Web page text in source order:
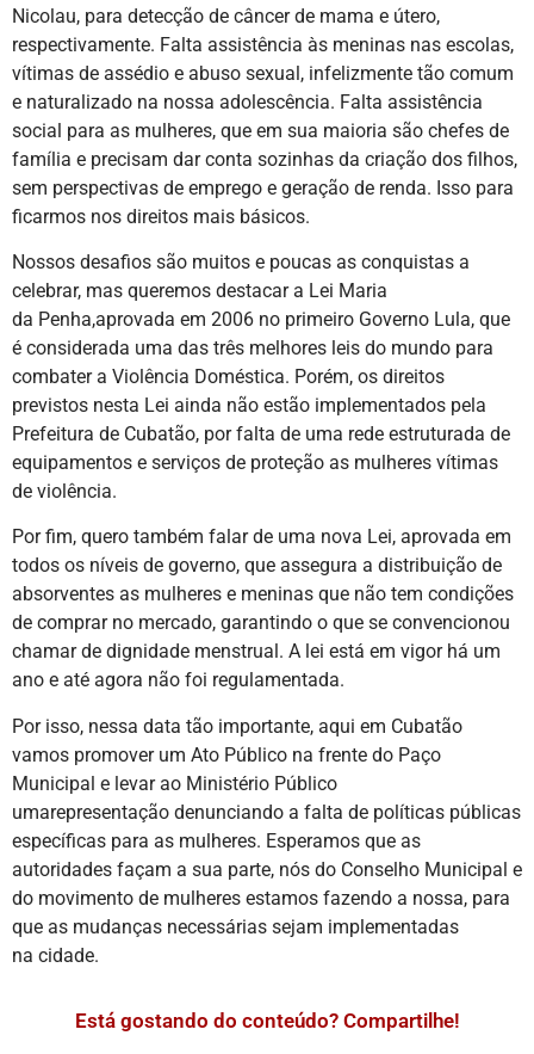
Nicolau, para detecção de câncer de mama e útero,
respectivamente. Falta assistência às meninas nas escolas,
vítimas de assédio e abuso sexual, infelizmente tão comum
e naturalizado na nossa adolescência. Falta assistência
social para as mulheres, que em sua maioria são chefes de
família e precisam dar conta sozinhas da criação dos filhos,
sem perspectivas de emprego e geração de renda. Isso para
ficarmos nos direitos mais básicos.
Nossos desafios são muitos e poucas as conquistas a
celebrar, mas queremos destacar a Lei Maria
da Penha,aprovada em 2006 no primeiro Governo Lula, que
é considerada uma das três melhores leis do mundo para
combater a Violência Doméstica. Porém, os direitos
previstos nesta Lei ainda não estão implementados pela
Prefeitura de Cubatão, por falta de uma rede estruturada de
equipamentos e serviços de proteção as mulheres vítimas
de violência.
Por fim, quero também falar de uma nova Lei, aprovada em
todos os níveis de governo, que assegura a distribuição de
absorventes as mulheres e meninas que não tem condições
de comprar no mercado, garantindo o que se convencionou
chamar de dignidade menstrual. A lei está em vigor há um
ano e até agora não foi regulamentada.
Por isso, nessa data tão importante, aqui em Cubatão
vamos promover um Ato Público na frente do Paço
Municipal e levar ao Ministério Público
umarepresentação denunciando a falta de políticas públicas
específicas para as mulheres. Esperamos que as
autoridades façam a sua parte, nós do Conselho Municipal e
do movimento de mulheres estamos fazendo a nossa, para
que as mudanças necessárias sejam implementadas
na cidade.
Está gostando do conteúdo? Compartilhe!